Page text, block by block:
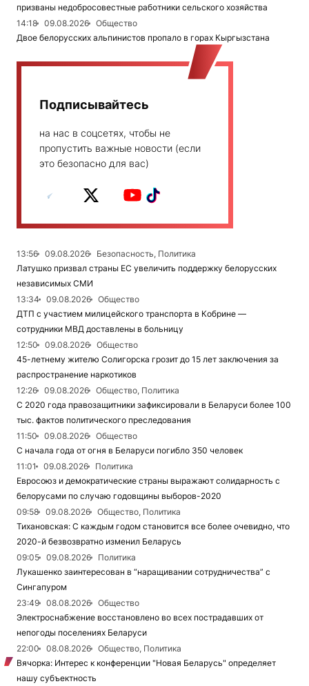
призваны недобросовестные работники сельского хозяйства
14:18
09.08.2026
Общество
Двое белорусских альпинистов пропало в горах Кыргызстана
Подписывайтесь
на нас в соцсетях, чтобы не
пропустить важные новости (если
это безопасно для вас)
13:56 09.08.2026
Безопасность, Политика
Латушко призвал страны ЕС увеличить поддержку белорусских
независимых СМИ
13:34
09.08.2026
Общество
ДТП с участием милицейского транспорта в Кобрине —
сотрудники МВД доставлены в больницу
12:50
09.08.2026
Общество
45-летнему жителю Солигорска грозит до 15 лет заключения за
распространение наркотиков
12:26
09.08.2026
Общество, Политика
С 2020 года правозащитники зафиксировали в Беларуси более 100
тыс. фактов политического преследования
11:50
09.08.2026
Общество
С начала года от огня в Беларуси погибло 350 человек
11:01
09.08.2026
Политика
Евросоюз и демократические страны выражают солидарность с
белорусами по случаю годовщины выборов-2020
09:58
09.08.2026
Общество, Политика
Тихановская: С каждым годом становится все более очевидно, что
2020-й безвозвратно изменил Беларусь
09:05
09.08.2026
Политика
Лукашенко заинтересован в “наращивании сотрудничества” с
Сингапуром
23:49
08.08.2026
Общество
Электроснабжение восстановлено во всех пострадавших от
непогоды поселениях Беларуси
22:00
08.08.2026
Общество, Политика
Вячорка: Интерес к конференции "Новая Беларусь" определяет
нашу субъектность